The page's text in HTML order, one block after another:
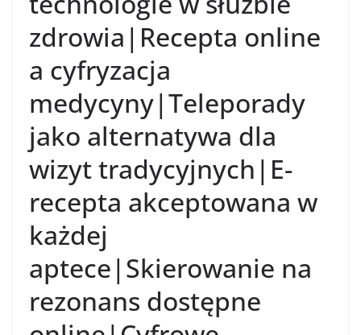
zdrowia|Recepta online
a cyfryzacja
medycyny|Teleporady
jako alternatywa dla
wizyt tradycyjnych|E-
recepta akceptowana w
każdej
aptece|Skierowanie na
rezonans dostępne